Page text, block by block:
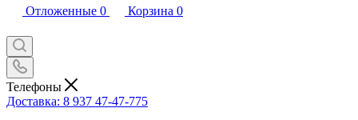
Отложенные 0 Корзина 0
Телефоны
Доставка: 8 937 47-47-775